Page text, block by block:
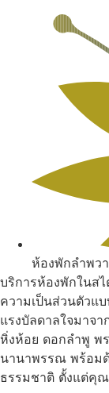
ห้องพักลำพวา
บริการห้องพักในส
ความเป็นส่วนตัวแ
แรงบัลดาลใจมาจ
หิ่งห้อย ดอกลำพู พ
นานาพรรณ พร้อม
ธรรมชาติ ตั้งแต่คุ